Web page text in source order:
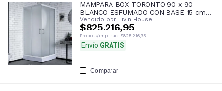
MAMPARA BOX TORONTO 90 x 90
BLANCO ESFUMADO CON BASE 15 cm-
GORENA
Vendido por Livin House
$825.216,95
Precio s/imp. nac. $825.216,95
Envío GRATIS
Comparar